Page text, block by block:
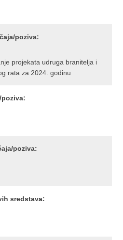
poziva:
projekata udruga branitelja i
rata za 2024. godinu
poziva:
poziva:
sredstava: